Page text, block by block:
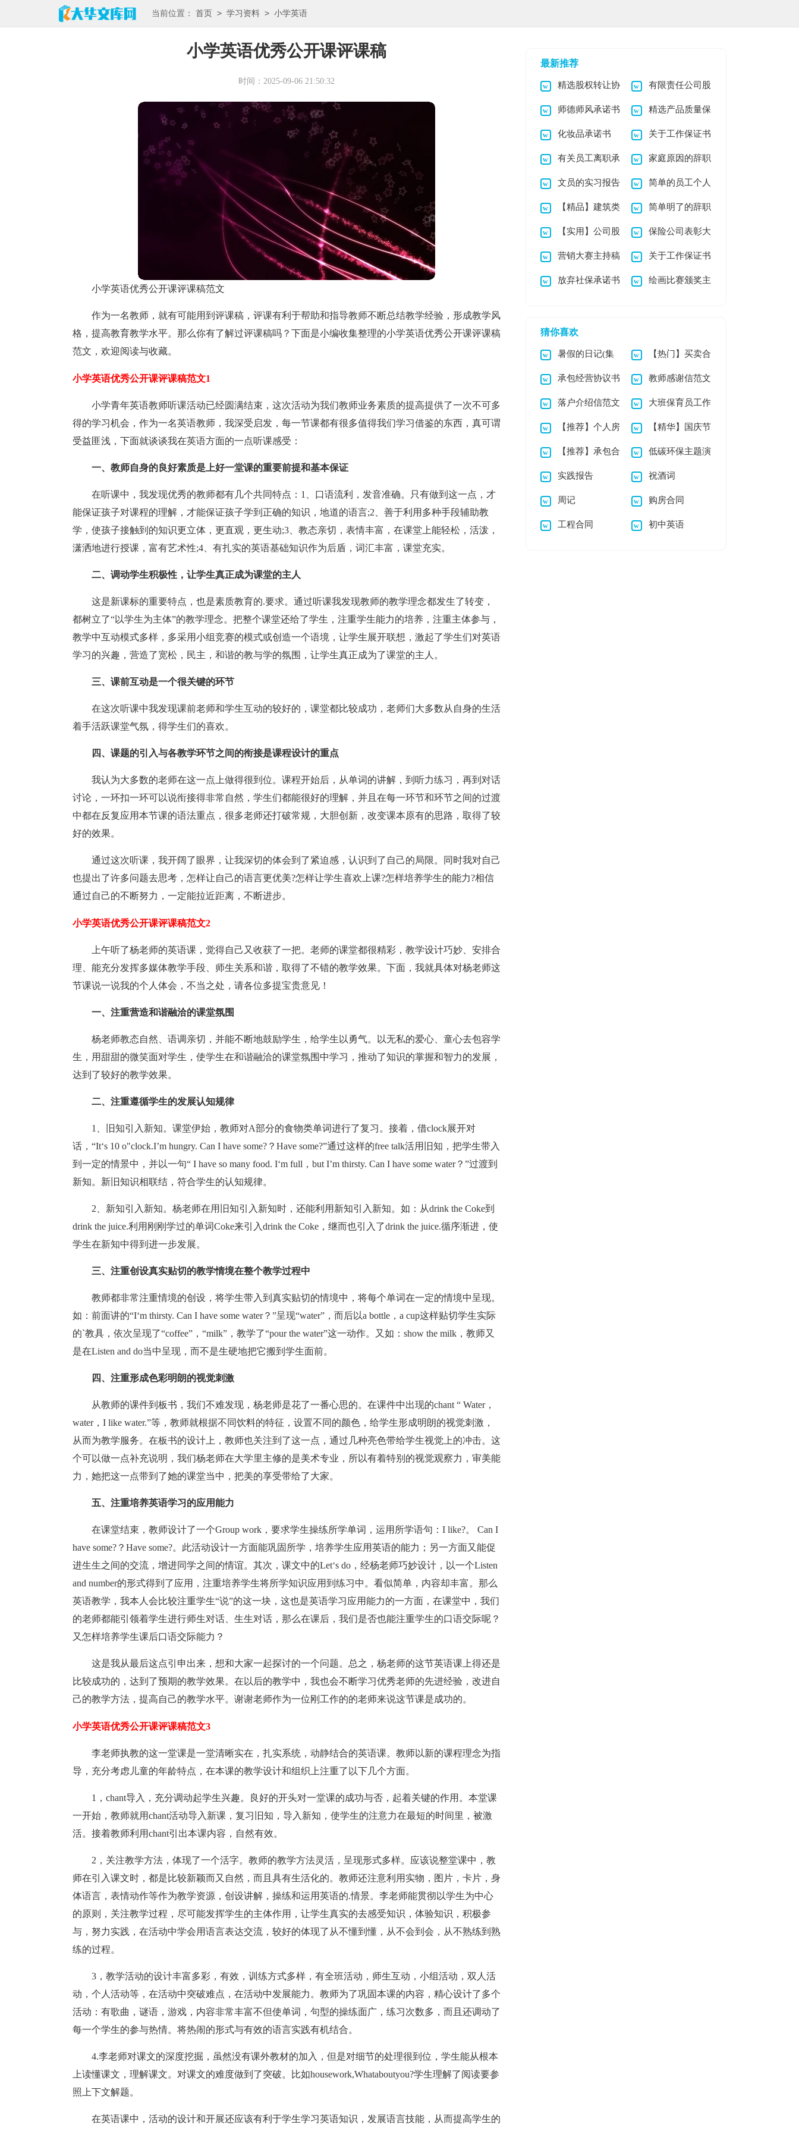
当前位置： 首页 > 学习资料 > 小学英语
小学英语优秀公开课评课稿
时间：2025-09-06 21:50:32
小学英语优秀公开课评课稿范文
作为一名教师，就有可能用到评课稿，评课有利于帮助和指导教师不断总结教学经验，形成教学风
格，提高教育教学水平。那么你有了解过评课稿吗？下面是小编收集整理的小学英语优秀公开课评课稿
范文，欢迎阅读与收藏。
小学英语优秀公开课评课稿范文1
小学青年英语教师听课活动已经圆满结束，这次活动为我们教师业务素质的提高提供了一次不可多
得的学习机会，作为一名英语教师，我深受启发，每一节课都有很多值得我们学习借鉴的东西，真可谓
受益匪浅，下面就谈谈我在英语方面的一点听课感受：
一、教师自身的良好素质是上好一堂课的重要前提和基本保证
在听课中，我发现优秀的教师都有几个共同特点：1、口语流利，发音准确。只有做到这一点，才
能保证孩子对课程的理解，才能保证孩子学到正确的知识，地道的语言;2、善于利用多种手段辅助教
学，使孩子接触到的知识更立体，更直观，更生动;3、教态亲切，表情丰富，在课堂上能轻松，活泼，
潇洒地进行授课，富有艺术性;4、有扎实的英语基础知识作为后盾，词汇丰富，课堂充实。
二、调动学生积极性，让学生真正成为课堂的主人
这是新课标的重要特点，也是素质教育的.要求。通过听课我发现教师的教学理念都发生了转变，
都树立了“以学生为主体”的教学理念。把整个课堂还给了学生，注重学生能力的培养，注重主体参与，
教学中互动模式多样，多采用小组竞赛的模式或创造一个语境，让学生展开联想，激起了学生们对英语
学习的兴趣，营造了宽松，民主，和谐的教与学的氛围，让学生真正成为了课堂的主人。
三、课前互动是一个很关键的环节
在这次听课中我发现课前老师和学生互动的较好的，课堂都比较成功，老师们大多数从自身的生活
着手活跃课堂气氛，得学生们的喜欢。
四、课题的引入与各教学环节之间的衔接是课程设计的重点
我认为大多数的老师在这一点上做得很到位。课程开始后，从单词的讲解，到听力练习，再到对话
讨论，一环扣一环可以说衔接得非常自然，学生们都能很好的理解，并且在每一环节和环节之间的过渡
中都在反复应用本节课的语法重点，很多老师还打破常规，大胆创新，改变课本原有的思路，取得了较
好的效果。
通过这次听课，我开阔了眼界，让我深切的体会到了紧迫感，认识到了自己的局限。同时我对自己
也提出了许多问题去思考，怎样让自己的语言更优美?怎样让学生喜欢上课?怎样培养学生的能力?相信
通过自己的不断努力，一定能拉近距离，不断进步。
小学英语优秀公开课评课稿范文2
上午听了杨老师的英语课，觉得自己又收获了一把。老师的课堂都很精彩，教学设计巧妙、安排合
理、能充分发挥多媒体教学手段、师生关系和谐，取得了不错的教学效果。下面，我就具体对杨老师这
节课说一说我的个人体会，不当之处，请各位多提宝贵意见！
一、注重营造和谐融洽的课堂氛围
杨老师教态自然、语调亲切，并能不断地鼓励学生，给学生以勇气。以无私的爱心、童心去包容学
生，用甜甜的微笑面对学生，使学生在和谐融洽的课堂氛围中学习，推动了知识的掌握和智力的发展，
达到了较好的教学效果。
二、注重遵循学生的发展认知规律
1、旧知引入新知。课堂伊始，教师对A部分的食物类单词进行了复习。接着，借clock展开对
话，“It‘s 10 o"clock.I’m hungry. Can I have some?？Have some?”通过这样的free talk活用旧知，把学生带入
到一定的情景中，并以一句“ I have so many food. I‘m full，but I’m thirsty. Can I have some water？”过渡到
新知。新旧知识相联结，符合学生的认知规律。
2、新知引入新知。杨老师在用旧知引入新知时，还能利用新知引入新知。如：从drink the Coke到
drink the juice.利用刚刚学过的单词Coke来引入drink the Coke，继而也引入了drink the juice.循序渐进，使
学生在新知中得到进一步发展。
三、注重创设真实贴切的教学情境在整个教学过程中
教师都非常注重情境的创设，将学生带入到真实贴切的情境中，将每个单词在一定的情境中呈现。
如：前面讲的“I‘m thirsty. Can I have some water？”呈现“water”，而后以a bottle，a cup这样贴切学生实际
的`教具，依次呈现了“coffee”，“milk”，教学了“pour the water”这一动作。又如：show the milk，教师又
是在Listen and do当中呈现，而不是生硬地把它搬到学生面前。
四、注重形成色彩明朗的视觉刺激
从教师的课件到板书，我们不难发现，杨老师是花了一番心思的。在课件中出现的chant “ Water，
water，I like water.”等，教师就根据不同饮料的特征，设置不同的颜色，给学生形成明朗的视觉刺激，
从而为教学服务。在板书的设计上，教师也关注到了这一点，通过几种亮色带给学生视觉上的冲击。这
个可以做一点补充说明，我们杨老师在大学里主修的是美术专业，所以有着特别的视觉观察力，审美能
力，她把这一点带到了她的课堂当中，把美的享受带给了大家。
五、注重培养英语学习的应用能力
在课堂结束，教师设计了一个Group work，要求学生操练所学单词，运用所学语句：I like?。 Can I
have some?？Have some?。此活动设计一方面能巩固所学，培养学生应用英语的能力；另一方面又能促
进生生之间的交流，增进同学之间的情谊。其次，课文中的Let‘s do，经杨老师巧妙设计，以一个Listen
and number的形式得到了应用，注重培养学生将所学知识应用到练习中。看似简单，内容却丰富。那么
英语教学，我本人会比较注重学生“说”的这一块，这也是英语学习应用能力的一方面，在课堂中，我们
的老师都能引领着学生进行师生对话、生生对话，那么在课后，我们是否也能注重学生的口语交际呢？
又怎样培养学生课后口语交际能力？
这是我从最后这点引申出来，想和大家一起探讨的一个问题。总之，杨老师的这节英语课上得还是
比较成功的，达到了预期的教学效果。在以后的教学中，我也会不断学习优秀老师的先进经验，改进自
己的教学方法，提高自己的教学水平。谢谢老师作为一位刚工作的的老师来说这节课是成功的。
小学英语优秀公开课评课稿范文3
李老师执教的这一堂课是一堂清晰实在，扎实系统，动静结合的英语课。教师以新的课程理念为指
导，充分考虑儿童的年龄特点，在本课的教学设计和组织上注重了以下几个方面。
1，chant导入，充分调动起学生兴趣。良好的开头对一堂课的成功与否，起着关键的作用。本堂课
一开始，教师就用chant活动导入新课，复习旧知，导入新知，使学生的注意力在最短的时间里，被激
活。接着教师利用chant引出本课内容，自然有效。
2，关注教学方法，体现了一个活字。教师的教学方法灵活，呈现形式多样。应该说整堂课中，教
师在引入课文时，都是比较新颖而又自然，而且具有生活化的。教师还注意利用实物，图片，卡片，身
体语言，表情动作等作为教学资源，创设讲解，操练和运用英语的.情景。李老师能贯彻以学生为中心
的原则，关注教学过程，尽可能发挥学生的主体作用，让学生真实的去感受知识，体验知识，积极参
与，努力实践，在活动中学会用语言表达交流，较好的体现了从不懂到懂，从不会到会，从不熟练到熟
练的过程。
3，教学活动的设计丰富多彩，有效，训练方式多样，有全班活动，师生互动，小组活动，双人活
动，个人活动等，在活动中突破难点，在活动中发展能力。教师为了巩固本课的内容，精心设计了多个
活动：有歌曲，谜语，游戏，内容非常丰富不但使单词，句型的操练面广，练习次数多，而且还调动了
每一个学生的参与热情。将热闹的形式与有效的语言实践有机结合。
4.李老师对课文的深度挖掘，虽然没有课外教材的加入，但是对细节的处理很到位，学生能从根本
上读懂课文，理解课文。对课文的难度做到了突破。比如housework,Whataboutyou?学生理解了阅读要参
照上下文解题。
在英语课中，活动的设计和开展还应该有利于学生学习英语知识，发展语言技能，从而提高学生的
最新推荐
精选股权转让协
议书集锦4篇
有限责任公司股
权转让协议书
师德师风承诺书
锦集五篇
精选产品质量保
证书范文五篇
化妆品承诺书 关于工作保证书
范文集合7篇
有关员工离职承
诺书3篇
家庭原因的辞职
报告汇编十篇
文员的实习报告
模板集锦7篇
简单的员工个人
辞职报告
【精品】建筑类
实习报告模板7篇
简单明了的辞职
报告15篇
【实用】公司股
权转让协议书四篇
保险公司表彰大
会主持稿
营销大赛主持稿 关于工作保证书
范文汇总五篇
放弃社保承诺书 绘画比赛颁奖主
猜你喜欢
暑假的日记(集
锦15篇)
【热门】买卖合
同模板汇总7篇
承包经营协议书
3篇
教师感谢信范文
汇总[15篇]
落户介绍信范文
六篇
大班保育员工作
计划
【推荐】个人房
屋买卖合同四篇
【精华】国庆节
日记范文锦集7篇
【推荐】承包合
同模板汇总5篇
低碳环保主题演
讲稿
实践报告 祝酒词
周记 购房合同
工程合同 初中英语